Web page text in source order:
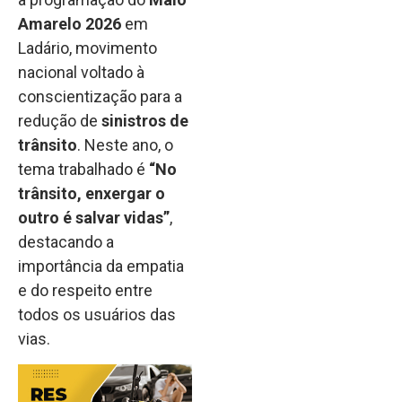
Amarelo 2026 em
Ladário, movimento
nacional voltado à
conscientização para a
redução de sinistros de
trânsito. Neste ano, o
tema trabalhado é “No
trânsito, enxergar o
outro é salvar vidas”,
destacando a
importância da empatia
e do respeito entre
todos os usuários das
vias.